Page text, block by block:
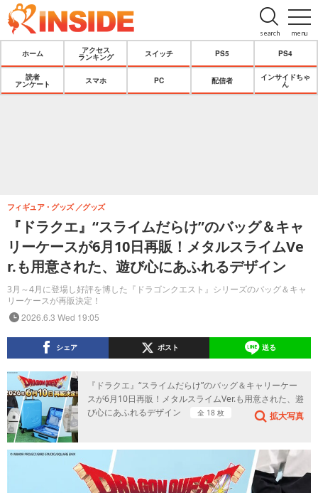
menu
search
ホーム
アクセス
ランキング
スイッチ PS5 PS4
読者
アンケート
スマホ PC 配信者
インサイドちゃ
ん
『ドラクエ』“スライムだらけ”のバッグ＆キャ
リーケースが6月10日再販！メタルスライムVe
r.も用意された、遊び心にあふれるデザイン
3月～4月に登場し好評を博した『ドラゴンクエスト』シリーズのバッグ＆キャ
リーケースが再販決定！
フィギュア・グッズ グッズ
2026.6.3 Wed 19:05
シェア ポスト 送る
『ドラクエ』“スライムだらけ”のバッグ＆キャリーケー
スが6月10日再販！メタルスライムVer.も用意された、遊
び心にあふれるデザイン
全 18 枚 拡大写真